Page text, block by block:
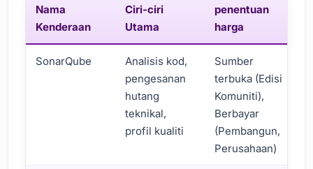
Nama
Kenderaan
Ciri-ciri
Utama
penentuan
harga
SonarQube
Analisis kod,
pengesanan
hutang
teknikal,
profil kualiti
Sumber
terbuka (Edisi
Komuniti),
Berbayar
(Pembangun,
Perusahaan)